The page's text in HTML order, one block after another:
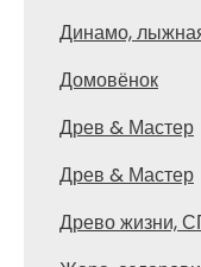
Динамо,
Домовёнок
Древ & Мастер
Древ & Мастер
Древо жизни,